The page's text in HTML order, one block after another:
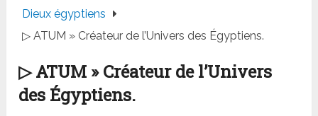
Dieux égyptiens
▷ ATUM » Créateur de l’Univers des Égyptiens.
▷ ATUM » Créateur de l’Univers
des Égyptiens.